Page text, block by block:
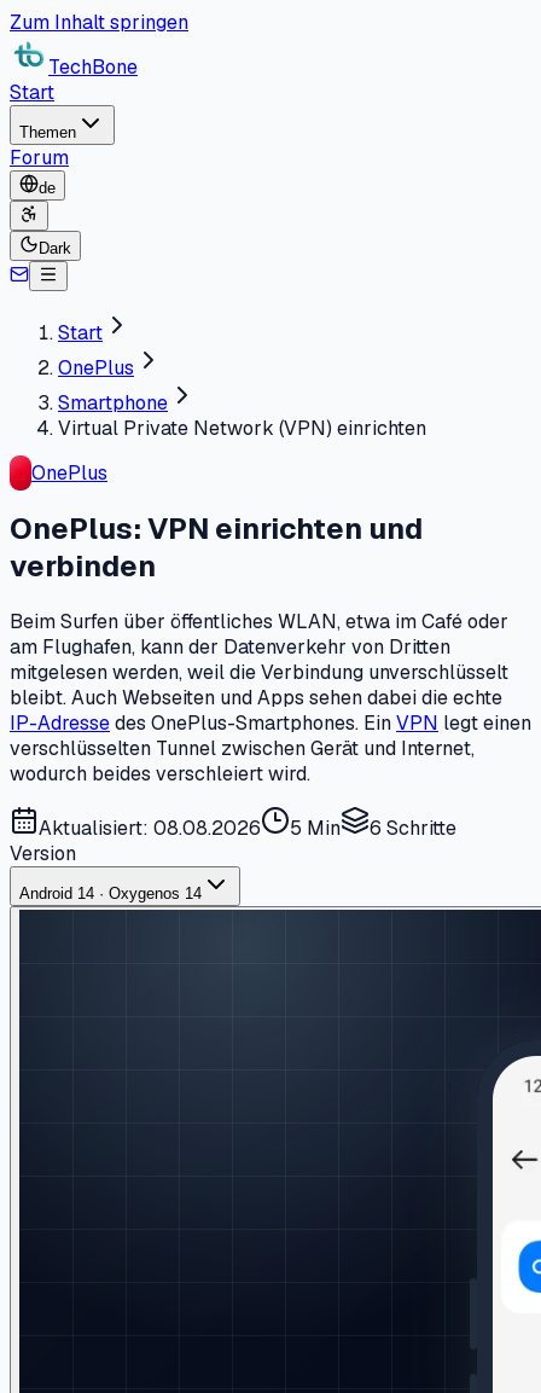
Zum Inhalt springen
TechBone
Start
Themen
Forum
de
Dark
Start
OnePlus
Smartphone
Virtual Private Network (VPN) einrichten
OnePlus
OnePlus: VPN einrichten und
verbinden
Beim Surfen über öffentliches WLAN, etwa im Café oder
am Flughafen, kann der Datenverkehr von Dritten
mitgelesen werden, weil die Verbindung unverschlüsselt
bleibt. Auch Webseiten und Apps sehen dabei die echte
IP-Adressedes OnePlus-Smartphones. EinVPN legt einen
verschlüsselten Tunnel zwischen Gerät und Internet,
wodurch beides verschleiert wird.
Aktualisiert: 08.08.2026 5 Min 6 Schritte
Version
Android 14 · Oxygenos 14